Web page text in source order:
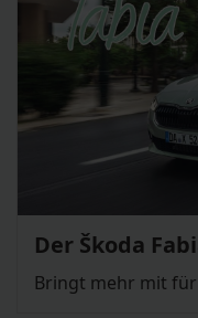
Der Škoda
Bringt mehr mit für